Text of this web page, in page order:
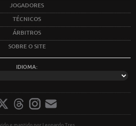
JOGADORES
TÉCNICOS
ÁRBITROS
SOBRE O SITE
IDIOMA:
e mantido por Leonardo Tres.